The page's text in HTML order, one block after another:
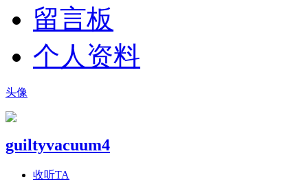
留言板
个人资料
头像
guiltyvacuum4
收听TA